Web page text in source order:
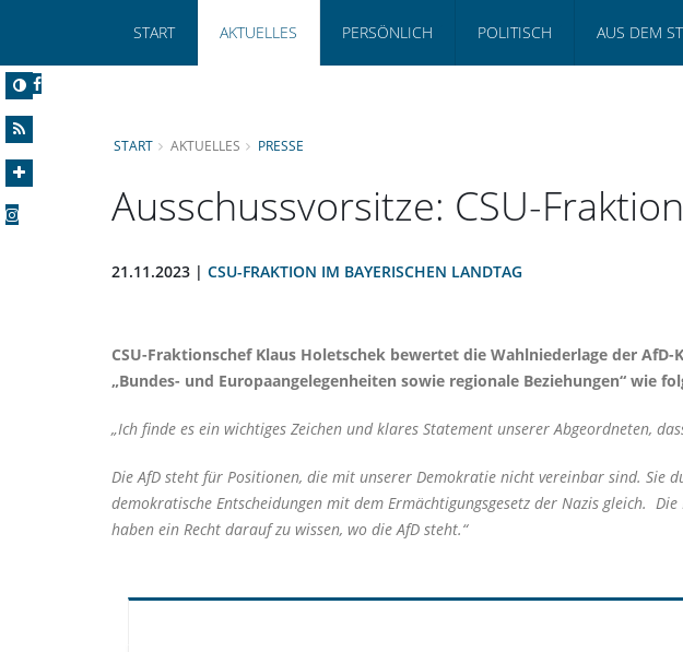
START AKTUELLES PERSÖNLICH POLITISCH AUS DEM
START AKTUELLES PRESSE
Ausschussvorsitze: CSU-
21.11.2023 | CSU-FRAKTION IM BAYERISCHEN LANDTAG
CSU-Fraktionschef Klaus Holetschek bewertet die Wahlniederlage der
Bundes- und Europaangelegenheiten sowie regionale Beziehungen“ wie
Ich finde es ein wichtiges Zeichen und klares Statement unserer Abgeordneten,
Die AfD steht für Positionen, die mit unserer Demokratie nicht vereinbar sind. Sie
demokratische Entscheidungen mit dem Ermächtigungsgesetz der Nazis gleich.
haben ein Recht darauf zu wissen, wo die AfD steht.“